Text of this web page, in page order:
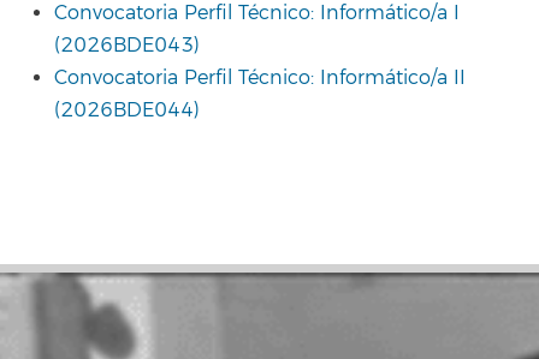
Convocatoria Perfil Técnico: Informático/a I
(2026BDE043)
Convocatoria Perfil Técnico: Informático/a II
(2026BDE044)